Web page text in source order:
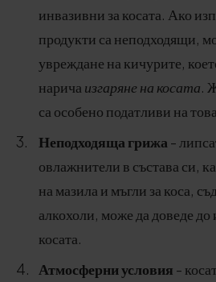
инвазивни за косата. Ако
продукти са неподходящи,
увреждане на кичурите,
нарича изгаряне на косата.
са особено податливи на
Неподходяща грижа -
овлажнители в състава си,
на мазила и мъгли за коса,
алкохоли, може да доведе
косата.
Атмосферни условия -